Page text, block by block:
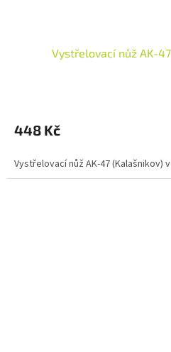
Vystřelovací nůž AK-
produktu
je
z
5
448 Kč
Vystřelovací nůž AK-47 (Kalašnikov)